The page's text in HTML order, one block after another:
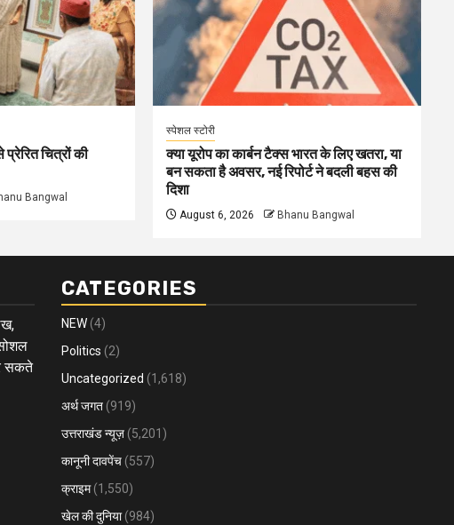
चित्रों की
Bangwal
स्पेशल स्टोरी
क्या यूरोप का कार्बन टैक्स भारत के लिए खतरा, या
बन सकता है अवसर, नई रिपोर्ट ने बदली बहस की
दिशा
August 6, 2026 Bhanu Bangwal
सकते
CATEGORIES
NEW (4)
Politics (2)
Uncategorized (1,618)
अर्थ जगत (919)
उत्तराखंड न्यूज़ (5,201)
कानूनी दावपेंच (557)
क्राइम(1,550)
खेल की दुनिया(984)